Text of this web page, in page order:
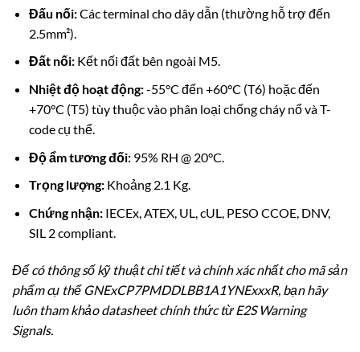
Đấu nối:Các terminal cho dây dẫn (thường hỗ trợ đến
2.5mm²).
Đất nối:Kết nối đất bên ngoài M5.
Nhiệt độ hoạt động:-55°C đến +60°C (T6) hoặc đến
+70°C (T5) tùy thuộc vào phân loại chống cháy nổ và T-
code cụ thể.
Độ ẩm tương đối:95% RH @ 20°C.
Trọng lượng:Khoảng 2.1 Kg.
Chứng nhận:IECEx, ATEX, UL, cUL, PESO CCOE, DNV,
SIL 2 compliant.
Để có thông số kỹ thuật chi tiết và chính xác nhất cho mã sản
phẩm cụ thể GNExCP7PMDDLBB1A1YNExxxR, bạn hãy
luôn tham khảo datasheet chính thức từ E2S Warning
Signals.